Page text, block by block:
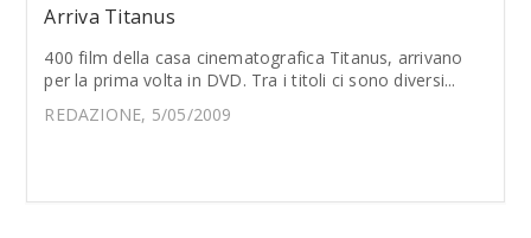
Arriva Titanus
400 film della casa cinematografica Titanus, arrivano
per la prima volta in DVD. Tra i titoli ci sono diversi...
REDAZIONE, 5/05/2009